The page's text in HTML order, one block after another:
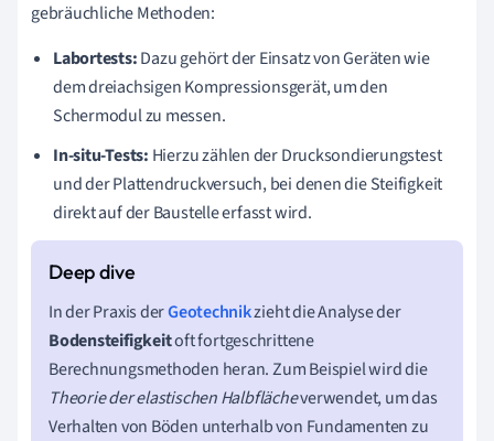
gebräuchliche Methoden:
Labortests:Dazu gehört der Einsatz von Geräten wie
dem dreiachsigen Kompressionsgerät, um den
Schermodul zu messen.
In-situ-Tests: Hierzu zählen der Drucksondierungstest
und der Plattendruckversuch, bei denen die Steifigkeit
direkt auf der Baustelle erfasst wird.
In der Praxis derGeotechnikzieht die Analyse der
Bodensteifigkeitoft fortgeschrittene
Berechnungsmethoden heran. Zum Beispiel wird die
Theorie der elastischen Halbflächeverwendet, um das
Verhalten von Böden unterhalb von Fundamenten zu